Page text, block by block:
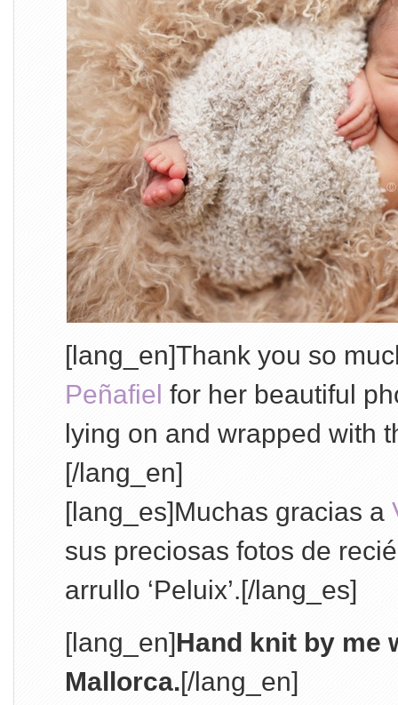
[lang_en]Thank you so
Peñafiel for her beautiful
lying on and wrapped with
[/lang_en]
[lang_es]Muchas gracias a
sus preciosas fotos de
arrullo ‘Peluix’.[/lang_es]
[lang_en]Hand knit by me
Mallorca.[/lang_en]